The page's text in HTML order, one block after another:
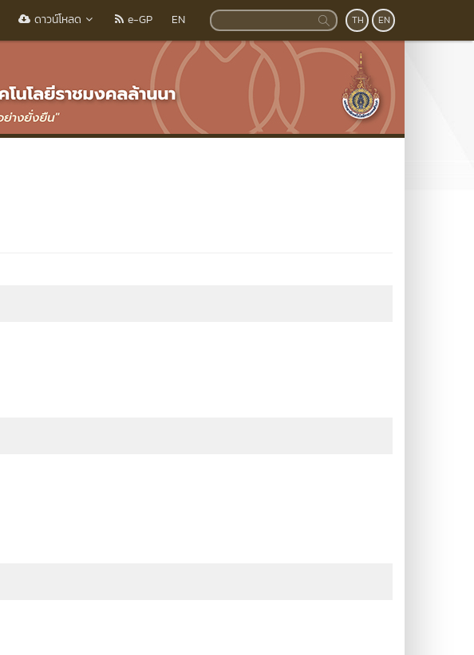
ดาวน์โหลด e-GP EN TH EN